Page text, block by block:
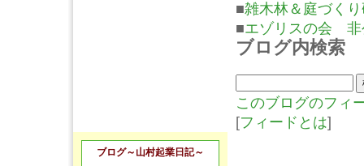
■雑木林＆庭づく
■エゾリスの会 非
ブログ内検索
このブログのフィ
[フィードとは]
ブログ～山村起業日記～